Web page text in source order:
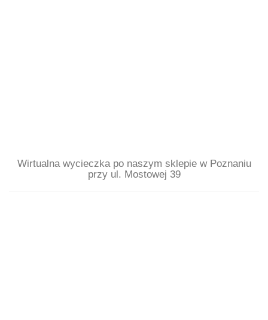
Wirtualna wycieczka po naszym sklepie w Poznaniu
przy ul. Mostowej 39